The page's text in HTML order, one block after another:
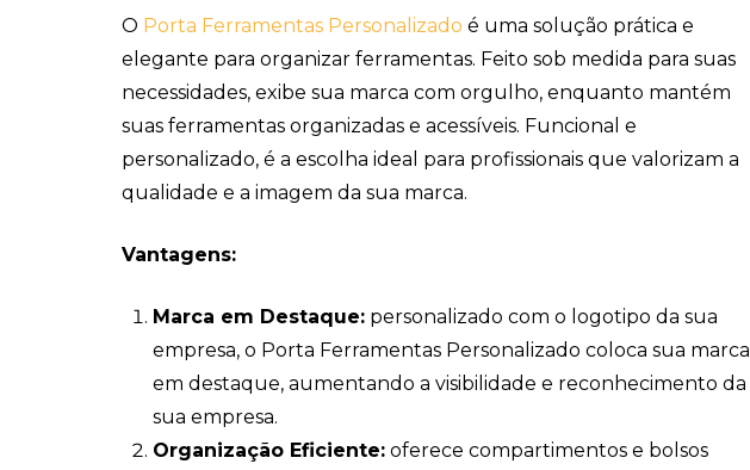
O Porta Ferramentas Personalizado é uma solução prática e
elegante para organizar ferramentas. Feito sob medida para suas
necessidades, exibe sua marca com orgulho, enquanto mantém
suas ferramentas organizadas e acessíveis. Funcional e
personalizado, é a escolha ideal para profissionais que valorizam a
qualidade e a imagem da sua marca.
Vantagens:
Marca em Destaque: personalizado com o logotipo da sua
empresa, o Porta Ferramentas Personalizado coloca sua marca
em destaque, aumentando a visibilidade e reconhecimento da
sua empresa.
Organização Eficiente: oferece compartimentos e bolsos